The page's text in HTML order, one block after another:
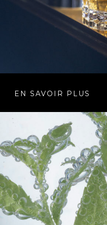
EN SAVOIR PLUS